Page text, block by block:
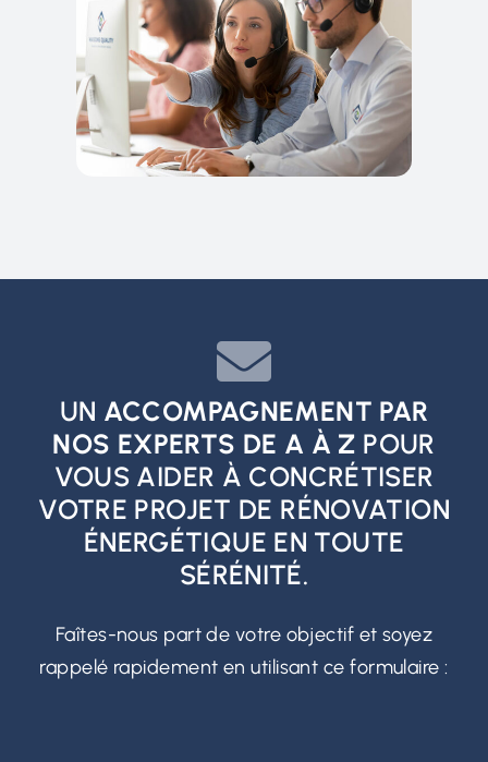
UN ACCOMPAGNEMENT PAR
NOS EXPERTS DE A À Z POUR
VOUS AIDER À CONCRÉTISER
VOTRE PROJET DE RÉNOVATION
ÉNERGÉTIQUE EN TOUTE
SÉRÉNITÉ.
Faîtes-nous part de votre objectif et soyez
rappelé rapidement en utilisant ce formulaire :